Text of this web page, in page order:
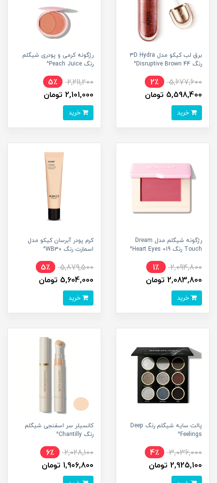
برق لب کیکو مدل 3D Hydra
رنگ 44 Disruptive Brown^
5,677,600
2٪
5,598,400 تومان
رژگونه کرمی و پودری شیگلم
رنگ Peach Juice^
2,211,200
5٪
2,101,000 تومان
رژگونه شیگلم مدل Dream
Touch رنگ 019 Heart Eyes^
2,094,800
1٪
2,083,800 تومان
کرم پودر آبرسان کیکو مدل
اسمارت رنگ WB30^
5,879,500
5٪
5,604,000 تومان
پالت سایه شیگلم رنگ Deep
Feelings^
3,036,000
4٪
2,925,100 تومان
کانسیلر سر اسفنجی شیگلم
رنگ Chantilly^
2,028,100
6٪
1,906,800 تومان